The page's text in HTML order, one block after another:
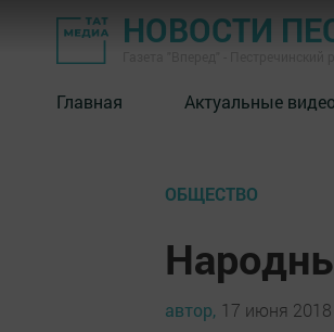
НОВОСТИ
Главная Актуальные видео
ОБЩЕСТВО
автор, 17 июня 2018